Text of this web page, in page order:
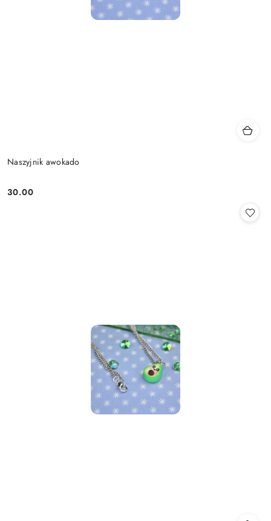
Naszyjnik awokado
Cena:
30.00